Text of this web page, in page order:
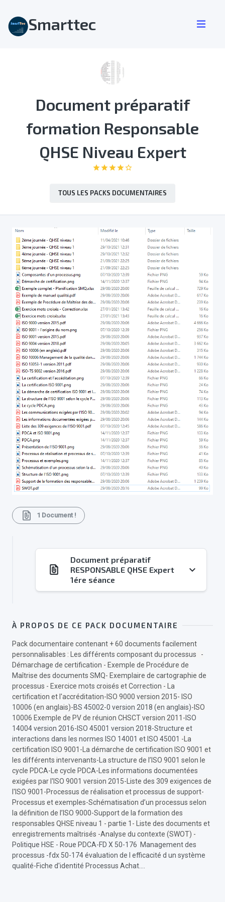
Smarttec
Document préparatif
formation Responsable
QHSE Niveau Expert
starstarstarstarstar_border
TOUS LES PACKS DOCUMENTAIRES
file_present 1 Document !
file_present
Document préparatif
RESPONSABLE QHSE Expert
1ére séance
keyboard_arrow_down
À PROPOS DE CE PACK DOCUMENTAIRE
Pack documentaire contenant + 60 documents facilement
personnalisables : Les différents composant du processus -
Démarchage de certification - Exemple de Procédure de
Maîtrise des documents SMQ- Exemplaire de cartographie de
processus - Exercice mots croisés et Correction - La
certification et l'accréditation-ISO 9000 version 2015- ISO
10006 (en anglais)-BS 45002-0 version 2018 (en anglais)-ISO
10006 Exemple de PV de réunion CHSCT version 2011- ISO
14004 version 2016-ISO 45001 version 2018-Structure et
interactions dans les normes ISO 14001 et ISO 45001 -La
certification ISO 9001-La démarche de certification ISO 9001 et
les différents intervenants-La structure de l’ISO 9001 selon le
cycle PDCA-Le cycle PDCA-Les informations documentées
exigées par l'ISO 9001 version 2015-Liste des 309 exigences de
l'ISO 9001-Processus de réalisation et processus de support-
Processus et exemples-Schématisation d’un processus selon
la définition de l’ISO 9000-Support de la formation des
responsables QHSE niveau 1 - partie 1- Liste des documents et
enregistrements maîtrisés -Analyse du contexte (SWOT) -
Politique HSE - Roue PDCA-FD X 50-176 Management des
processus -fdx 50-174 évaluation de l efficacité d un système
qualité-Fiche d'identité Processus Achat….